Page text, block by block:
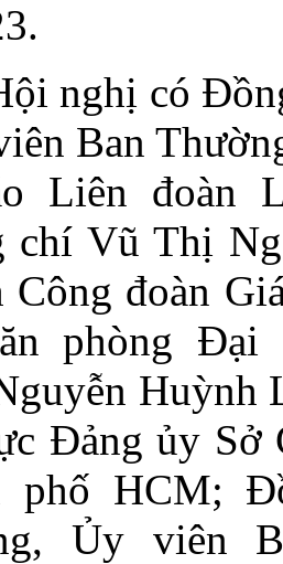
nghị có
Ban
Liên đoàn
chí Vũ Thị
Công đoàn
phòng Đại
Huỳnh
Đảng ủy Sở
phố HCM;
Ủy viên